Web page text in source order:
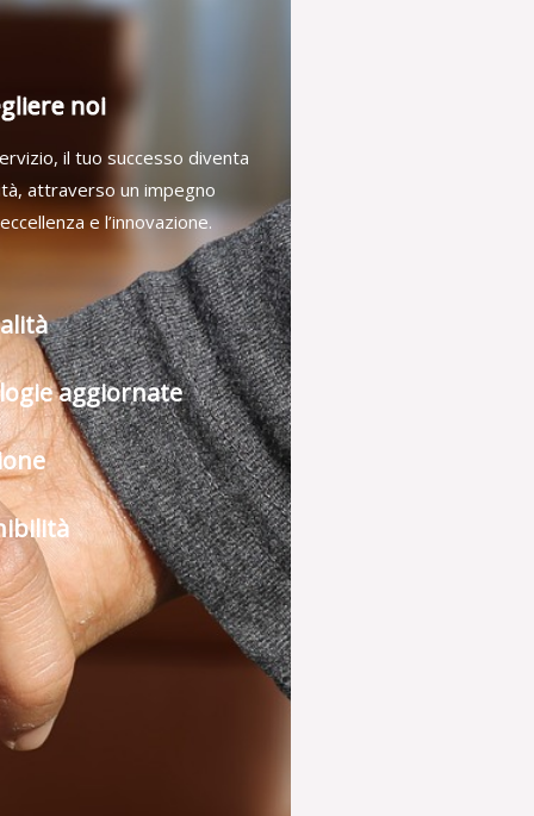
noi
il tuo successo diventa
attraverso un impegno
e l’innovazione.
aggiornate